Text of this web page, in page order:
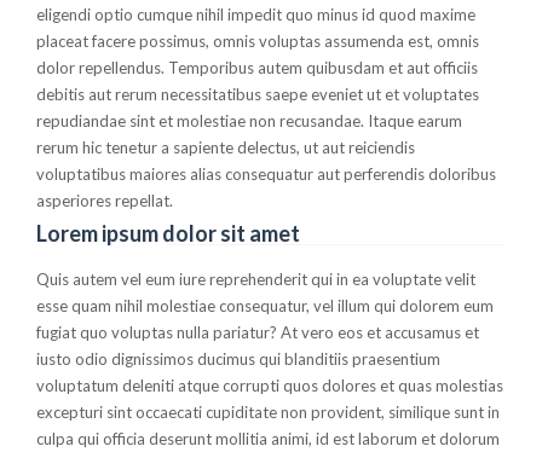
eligendi optio cumque nihil impedit quo minus id quod maxime
placeat facere possimus, omnis voluptas assumenda est, omnis
dolor repellendus. Temporibus autem quibusdam et aut officiis
debitis aut rerum necessitatibus saepe eveniet ut et voluptates
repudiandae sint et molestiae non recusandae. Itaque earum
rerum hic tenetur a sapiente delectus, ut aut reiciendis
voluptatibus maiores alias consequatur aut perferendis doloribus
asperiores repellat.
Lorem ipsum dolor sit amet
Quis autem vel eum iure reprehenderit qui in ea voluptate velit
esse quam nihil molestiae consequatur, vel illum qui dolorem eum
fugiat quo voluptas nulla pariatur? At vero eos et accusamus et
iusto odio dignissimos ducimus qui blanditiis praesentium
voluptatum deleniti atque corrupti quos dolores et quas molestias
excepturi sint occaecati cupiditate non provident, similique sunt in
culpa qui officia deserunt mollitia animi, id est laborum et dolorum